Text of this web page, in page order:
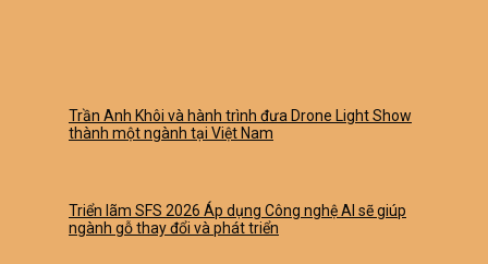
Trần Anh Khôi và hành trình đưa Drone Light Show
thành một ngành tại Việt Nam
Triển lãm SFS 2026 Áp dụng Công nghệ AI sẽ giúp
ngành gỗ thay đổi và phát triển